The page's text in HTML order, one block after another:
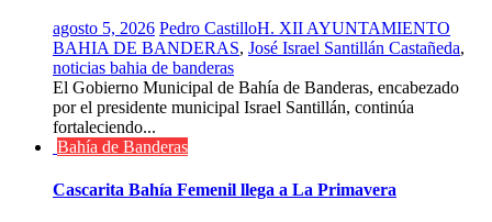
agosto 5, 2026 Pedro CastilloH. XII AYUNTAMIENTO
BAHIA DE BANDERAS, José Israel Santillán Castañeda,
noticias bahia de banderas
El Gobierno Municipal de Bahía de Banderas, encabezado
por el presidente municipal Israel Santillán, continúa
fortaleciendo...
Bahía de Banderas
Cascarita Bahía Femenil llega a La Primavera